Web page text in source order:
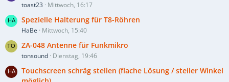
toast23 Mittwoch, 16:17
Spezielle Halterung für T8-Röhren
HaBe Mittwoch, 15:40
ZA-048 Antenne für Funkmikro
tonsound Dienstag, 19:46
Touchscreen schräg stellen (flache Lösung / steiler Winkel